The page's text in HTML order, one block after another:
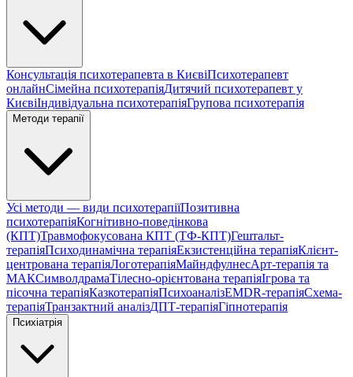
Консультація психотерапевта в КиєвіПсихотерапевт
онлайнСімейна психотерапіяДитячий психотерапевт у
КиєвіІндивідуальна психотерапіяГрупова психотерапія
Методи терапії
Усі методи — види психотерапіїПозитивна
психотерапіяКогнітивно-поведінкова
(КПТ)Травмофокусована КПТ (ТФ-КПТ)Гештальт-
терапіяПсиходинамічна терапіяЕкзистенційна терапіяКлієнт-
центрована терапіяЛоготерапіяМайндфулнесАрт-терапія та
МАКСимволдрамаТілесно-орієнтована терапіяІгрова та
пісочна терапіяКазкотерапіяПсихоаналізEMDR-терапіяСхема-
терапіяТранзактний аналізДПТ-терапіяГіпнотерапія
Психіатрія